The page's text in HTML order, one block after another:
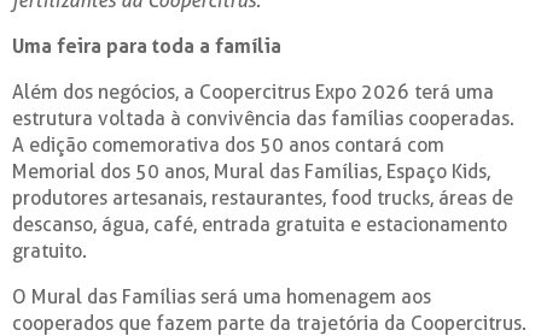
Uma feira para toda a família
Além dos negócios, a Coopercitrus Expo 2026 terá uma
estrutura voltada à convivência das famílias cooperadas.
A edição comemorativa dos 50 anos contará com
Memorial dos 50 anos, Mural das Famílias, Espaço Kids,
produtores artesanais, restaurantes, food trucks, áreas de
descanso, água, café, entrada gratuita e estacionamento
gratuito.
O Mural das Famílias será uma homenagem aos
cooperados que fazem parte da trajetória da Coopercitrus.